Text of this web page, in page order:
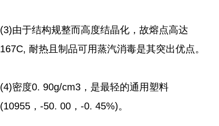
(3)由于结构规整而高度结晶化，故熔点高达
167C, 耐热且制品可用蒸汽消毒是其突出优点。
(4)密度0. 90g/cm3，是最轻的通用塑料
(10955，-50. 00，-0. 45%)。